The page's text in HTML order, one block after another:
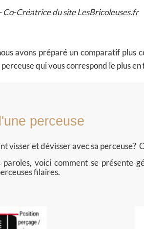
Co-Créatrice du site LesBricoleuses.fr
avons préparé un comparatif plus
qui vous correspond le plus
perceuse
visser et dévisser avec sa perceuse?
voici comment se présente
filaires.